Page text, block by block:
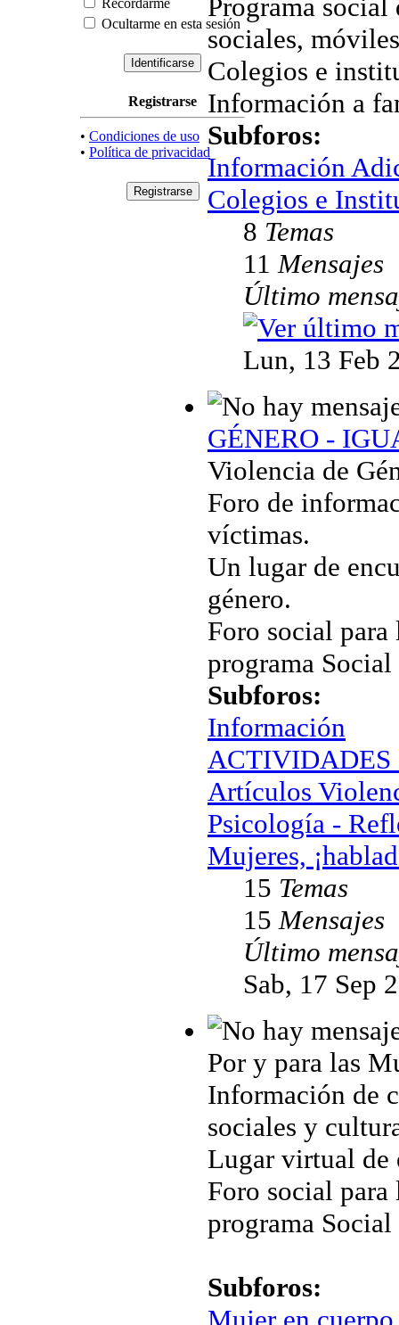
Ocultarme en esta sesión
Registrarse
• Condiciones de uso
• Política de privacidad
Programa social
sociales,
Colegios e
Información a
Subforos:
Información
Colegios e
8 Temas
11Mensajes
Último
Lun, 13 Feb
GÉNERO -
Violencia de
Foro de
víctimas.
Un lugar de
género.
Foro social
programa
Subforos:
Información
ACTIVIDADES
Artículos
Psicología -
Mujeres,
15 Temas
15Mensajes
Último
Sab, 17 Sep
Por y para las
Información de
sociales y
Lugar virtual de
Foro social
programa
Subforos: